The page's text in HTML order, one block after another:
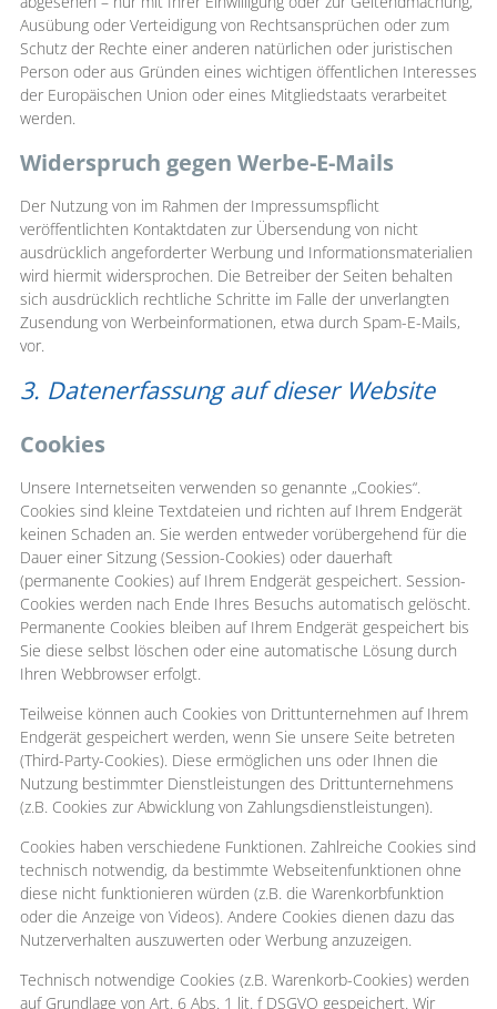
Ausübung oder Verteidigung von Rechtsansprüchen oder zum
Schutz der Rechte einer anderen natürlichen oder juristischen
Person oder aus Gründen eines wichtigen öffentlichen Interesses
der Europäischen Union oder eines Mitgliedstaats verarbeitet
werden.
Widerspruch gegen Werbe-E-Mails
Der Nutzung von im Rahmen der Impressumspflicht
veröffentlichten Kontaktdaten zur Übersendung von nicht
ausdrücklich angeforderter Werbung und Informationsmaterialien
wird hiermit widersprochen. Die Betreiber der Seiten behalten
sich ausdrücklich rechtliche Schritte im Falle der unverlangten
Zusendung von Werbeinformationen, etwa durch Spam-E-Mails,
vor.
3. Datenerfassung auf dieser Website
Cookies
Unsere Internetseiten verwenden so genannte „Cookies“.
Cookies sind kleine Textdateien und richten auf Ihrem Endgerät
keinen Schaden an. Sie werden entweder vorübergehend für die
Dauer einer Sitzung (Session-Cookies) oder dauerhaft
(permanente Cookies) auf Ihrem Endgerät gespeichert. Session-
Cookies werden nach Ende Ihres Besuchs automatisch gelöscht.
Permanente Cookies bleiben auf Ihrem Endgerät gespeichert bis
Sie diese selbst löschen oder eine automatische Lösung durch
Ihren Webbrowser erfolgt.
Teilweise können auch Cookies von Drittunternehmen auf Ihrem
Endgerät gespeichert werden, wenn Sie unsere Seite betreten
(Third-Party-Cookies). Diese ermöglichen uns oder Ihnen die
Nutzung bestimmter Dienstleistungen des Drittunternehmens
(z.B. Cookies zur Abwicklung von Zahlungsdienstleistungen).
Cookies haben verschiedene Funktionen. Zahlreiche Cookies sind
technisch notwendig, da bestimmte Webseitenfunktionen ohne
diese nicht funktionieren würden (z.B. die Warenkorbfunktion
oder die Anzeige von Videos). Andere Cookies dienen dazu das
Nutzerverhalten auszuwerten oder Werbung anzuzeigen.
Technisch notwendige Cookies (z.B. Warenkorb-Cookies) werden
auf Grundlage von Art. 6 Abs. 1 lit. f DSGVO gespeichert. Wir